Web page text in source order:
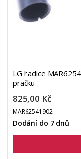
LG hadice
pračku
825,00 Kč
MAR62541902
Dodání do 7 dnů